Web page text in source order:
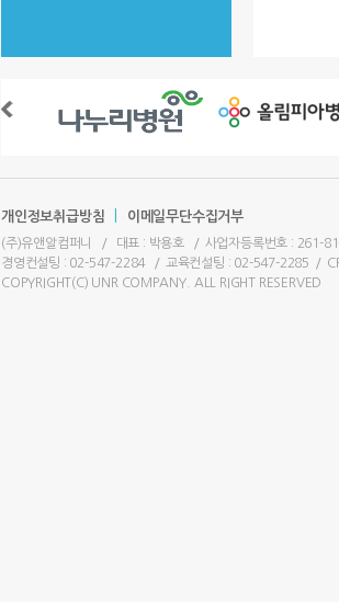
개인정보취급방침 이메일무단수집거부
(주)유앤알컴퍼니 / 대표 : 박용호 / 사업자등록번호 : 261-
경영컨설팅 : 02-547-2284
/ 교육컨설팅 : 02-547-2285 /
COPYRIGHT(C) UNR COMPANY. ALL RIGHT RESERVED